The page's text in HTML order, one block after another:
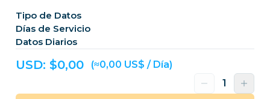
Tipo de Datos
Días de Servicio
Datos Diarios
USD: $0,00 (≈0,00 US$ / Día)